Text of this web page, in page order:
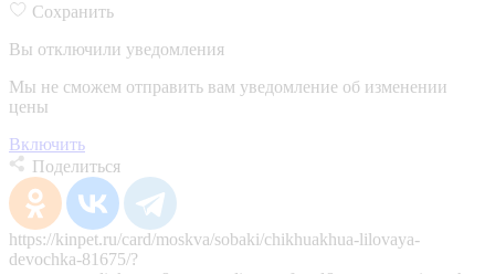
Сохранить
Вы отключили уведомления
Мы не сможем отправить вам уведомление об изменении
цены
Включить
Поделиться
https://kinpet.ru/card/moskva/sobaki/chikhuakhua-lilovaya-
devochka-81675/?